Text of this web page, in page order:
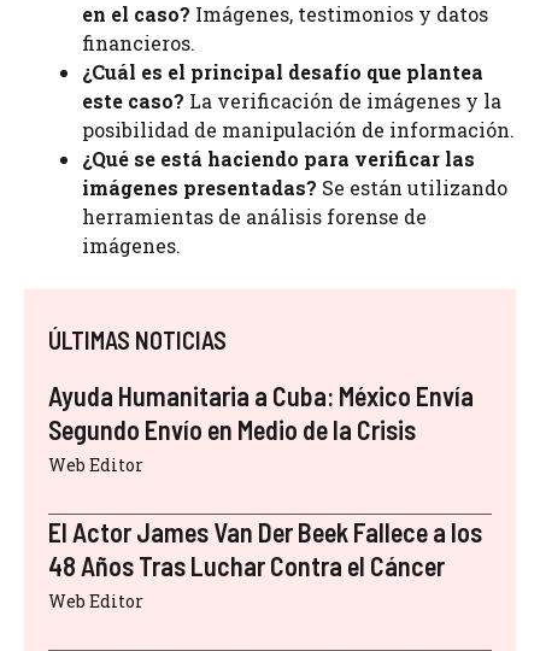
en el caso? Imágenes, testimonios y datos
financieros.
¿Cuál es el principal desafío que plantea
este caso? La verificación de imágenes y la
posibilidad de manipulación de información.
¿Qué se está haciendo para verificar las
imágenes presentadas? Se están utilizando
herramientas de análisis forense de
imágenes.
ÚLTIMAS NOTICIAS
Ayuda Humanitaria a Cuba: México Envía
Segundo Envío en Medio de la Crisis
Web Editor
El Actor James Van Der Beek Fallece a los
48 Años Tras Luchar Contra el Cáncer
Web Editor